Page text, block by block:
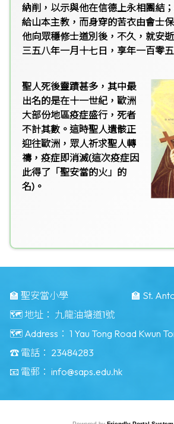
納削，以示與他在信德上永相團結
給山本主教，而身穿的苦衣由會士
他向眾穩修士道別後，不久，就安
三五八年一月十七日，享年一百零
聖人死後靈蹟甚多，其中最
出名的是在十一世紀，歐洲
大部份地區疫症盛行，死者
不計其數。這時聖人遺骸正
迎往歐洲，眾人祈求聖人轉
禱，疫症即消滅(這次疫症因
此得了「聖安當的火」的
名)。
🏫 聖安當小學
🏫 St.
🗺️ 地址： 九龍油塘道1號
🗺️ Address： 1 Yau Tong Road Kwun
☎️ 電話： 23484283
📧 電郵： info@saps.edu.hk